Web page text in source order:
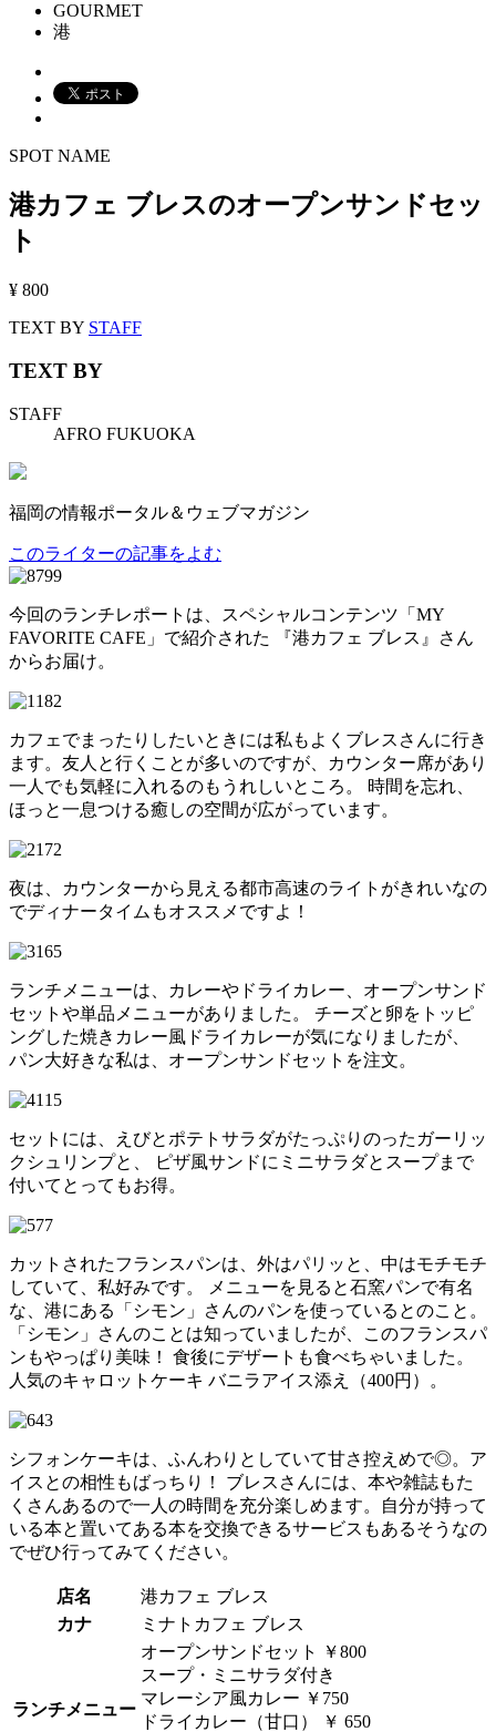
GOURMET
港
SPOT NAME
港カフェ ブレスのオープンサンドセッ
ト
¥ 800
TEXT BY STAFF
TEXT BY
STAFF
AFRO FUKUOKA
福岡の情報ポータル＆ウェブマガジン
このライターの記事をよむ
今回のランチレポートは、スペシャルコンテンツ「MY
FAVORITE CAFE」で紹介された 『港カフェ ブレス』さん
からお届け。
カフェでまったりしたいときには私もよくブレスさんに行き
ます。友人と行くことが多いのですが、カウンター席があり
一人でも気軽に入れるのもうれしいところ。 時間を忘れ、
ほっと一息つける癒しの空間が広がっています。
夜は、カウンターから見える都市高速のライトがきれいなの
でディナータイムもオススメですよ！
ランチメニューは、カレーやドライカレー、オープンサンド
セットや単品メニューがありました。 チーズと卵をトッピ
ングした焼きカレー風ドライカレーが気になりましたが、
パン大好きな私は、オープンサンドセットを注文。
セットには、えびとポテトサラダがたっぷりのったガーリッ
クシュリンプと、 ピザ風サンドにミニサラダとスープまで
付いてとってもお得。
カットされたフランスパンは、外はパリッと、中はモチモチ
していて、私好みです。 メニューを見ると石窯パンで有名
な、港にある「シモン」さんのパンを使っているとのこと。
「シモン」さんのことは知っていましたが、このフランスパ
ンもやっぱり美味！ 食後にデザートも食べちゃいました。
人気のキャロットケーキ バニラアイス添え（400円）。
シフォンケーキは、ふんわりとしていて甘さ控えめで◎。ア
イスとの相性もばっちり！ ブレスさんには、本や雑誌もた
くさんあるので一人の時間を充分楽しめます。自分が持って
いる本と置いてある本を交換できるサービスもあるそうなの
でぜひ行ってみてください。
店名
港カフェ ブレス
カナ
ミナトカフェ ブレス
ランチメニュー
オープンサンドセット ￥800
スープ・ミニサラダ付き
マレーシア風カレー ￥750
ドライカレー（甘口） ￥ 650